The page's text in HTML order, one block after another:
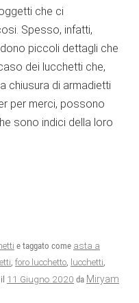
che ci
Spesso, infatti,
piccoli dettagli che
dei lucchetti che,
chiusura di armadietti
per merci, possono
sono indici della loro
e taggato come asta a
, foro lucchetto, lucchetti,
il 11 Giugno 2020 da Miryam